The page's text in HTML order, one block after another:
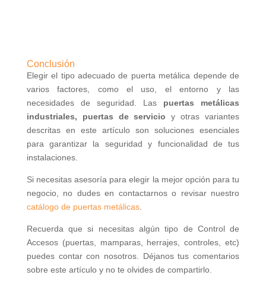
Conclusión
Elegir el tipo adecuado de puerta metálica depende de
varios factores, como el uso, el entorno y las
necesidades de seguridad. Las puertas metálicas
industriales, puertas de servicio y otras variantes
descritas en este artículo son soluciones esenciales
para garantizar la seguridad y funcionalidad de tus
instalaciones.
Si necesitas asesoría para elegir la mejor opción para tu
negocio, no dudes en contactarnos o revisar nuestro
catálogo de puertas metálicas.
Recuerda que si necesitas algún tipo de Control de
Accesos (puertas, mamparas, herrajes, controles, etc)
puedes contar con nosotros. Déjanos tus comentarios
sobre este artículo y no te olvides de compartirlo.